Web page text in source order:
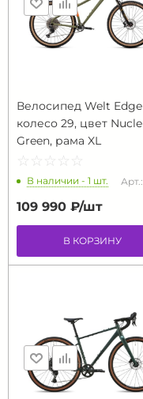
Велосипед Welt Edge
колесо 29, цвет
Green, рама XL
☆ ☆ ☆ ☆ ☆
★ ★ ★ ★ ★
В наличии - 1 шт.
109 990 ₽/шт
В КОРЗИНУ